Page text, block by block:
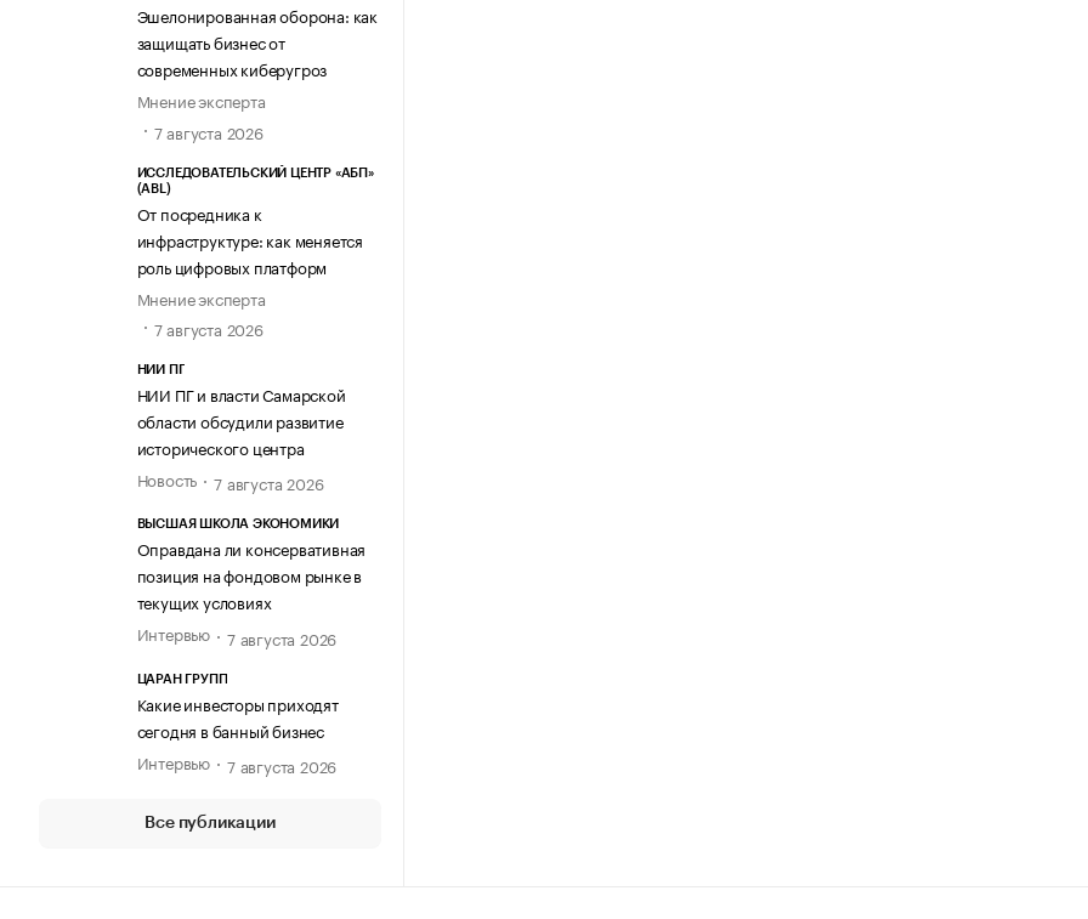
Эшелонированная оборона: как
защищать бизнес от
современных киберугроз
Мнение эксперта
7 августа 2026
ИССЛЕДОВАТЕЛЬСКИЙ ЦЕНТР «АБП»
(ABL)
От посредника к
инфраструктуре: как меняется
роль цифровых платформ
Мнение эксперта
7 августа 2026
НИИ ПГ
НИИ ПГ и власти Самарской
области обсудили развитие
исторического центра
Новость
7 августа 2026
ВЫСШАЯ ШКОЛА ЭКОНОМИКИ
Оправдана ли консервативная
позиция на фондовом рынке в
текущих условиях
Интервью
7 августа 2026
ЦАРАН ГРУПП
Какие инвесторы приходят
сегодня в банный бизнес
Интервью
7 августа 2026
Все публикации